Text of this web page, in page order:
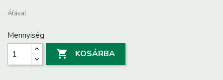
Áfával
Mennyiség
 KOSÁRBA